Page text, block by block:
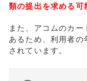
類の提出を求める可
また、アコムのカー
あるため、利用者
されています。